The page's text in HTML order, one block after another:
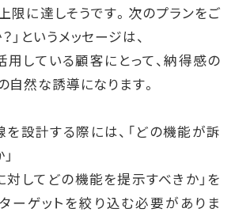
限に達しそうです。次のプランをご
」というメッセージは、
している顧客にとって、納得感の
自然な誘導になります。
設計する際には、「どの機能が訴
対してどの機能を提示すべきか」を
ーゲットを絞り込む必要がありま